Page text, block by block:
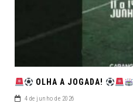
OLHA A JOGADA!
4 de junho de 2026